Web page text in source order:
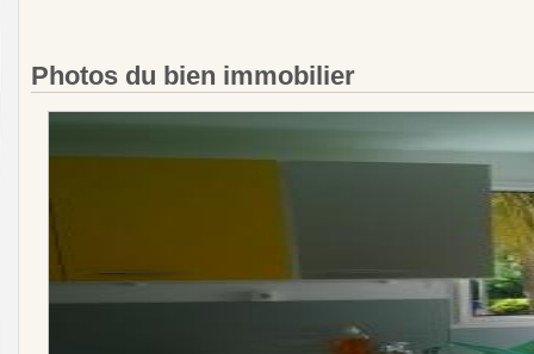
Photos du bien immobilier